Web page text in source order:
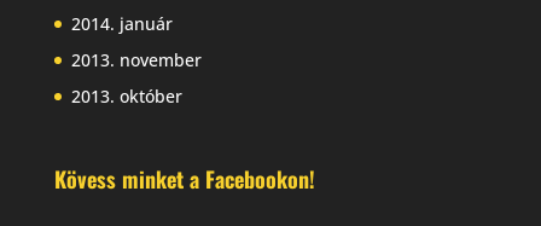
2014. január
2013. november
2013. október
Kövess minket a Facebookon!